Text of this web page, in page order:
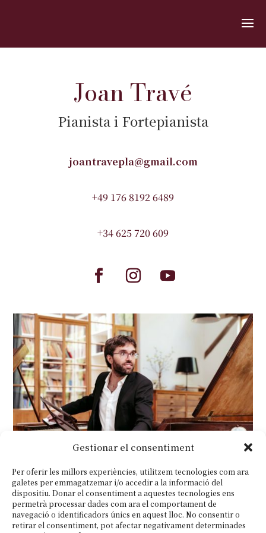
Gestionar el consentiment
Per oferir les millors experiències, utilitzem tecnologies com ara
galetes per emmagatzemar i/o accedir a la informació del
dispositiu. Donar el consentiment a aquestes tecnologies ens
permetrà processar dades com ara el comportament de
navegació o identificadors únics en aquest lloc. No consentir o
retirar el consentiment, pot afectar negativament determinades
Joan Travé
Pianista i Fortepianista
joantravepla@gmail.com
+49 176 8192 6489
+34 625 720 609